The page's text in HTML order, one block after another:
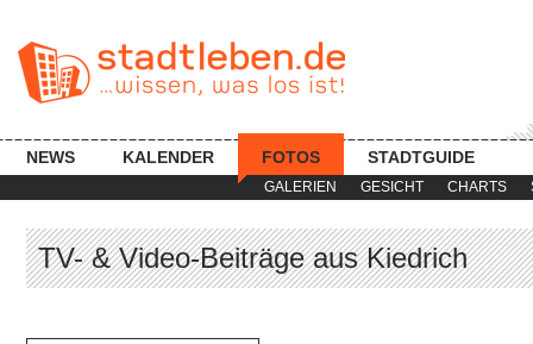
GALERIEN GESICHT CHARTS
NEWS KALENDER FOTOS STADTGUIDE
TV- & Video-Beiträge aus Kiedrich